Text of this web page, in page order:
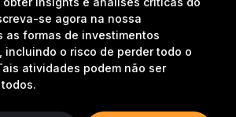
se agora na nossa
as formas de investimentos
incluindo o risco de perder todo o
atividades podem não ser